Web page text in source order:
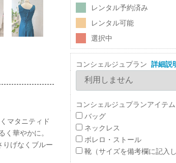
マタニティド
く華やかに。
りげなくブルー
レンタル予約済み
レンタル可能
選択中
コンシェルジュプラン 詳細説
コンシェルジュプランアイテム
バッグ
ネックレス
ボレロ・ストール
靴（サイズを備考欄に記入